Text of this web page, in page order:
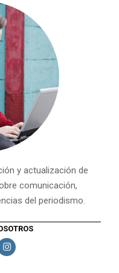
y actualización de
comunicación,
del periodismo.